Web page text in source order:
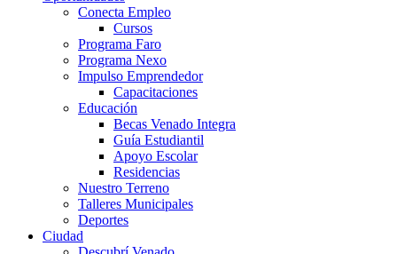
Conecta Empleo
Cursos
Programa Faro
Programa Nexo
Impulso Emprendedor
Capacitaciones
Educación
Becas Venado Integra
Guía Estudiantil
Apoyo Escolar
Residencias
Nuestro Terreno
Talleres Municipales
Deportes
Ciudad